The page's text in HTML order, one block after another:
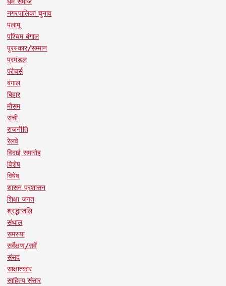
नगरपालिका चुनाव
पलामू
पश्चिम बंगाल
पुरस्कार/सम्मान
प्रमंडल
फीचर्स
बंगाल
बिहार
मौसम
रांची
राजनीति
रेलवे
विदाई समारोह
विशेष
विषेष
शासन प्रशासन
शिक्षा जगत
श्रद्धांजलि
संथाल
समस्या
सर्वेक्षण/सर्वे
संसद
साक्षात्कार
साहित्य संसार